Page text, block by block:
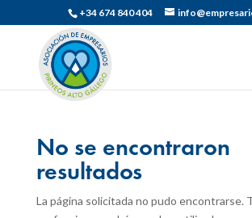
+34 674 840 404
No se encontraron
resultados
La página solicitada no pudo encontrarse.